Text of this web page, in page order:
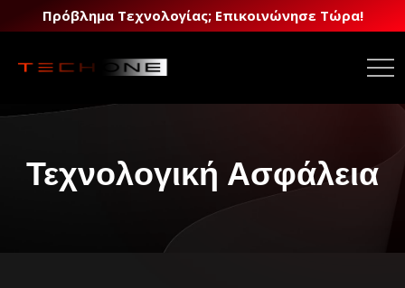
Πρόβλημα Τεχνολογίας; Επικοινώνησε Τώρα!
Τεχνολογική Ασφάλεια